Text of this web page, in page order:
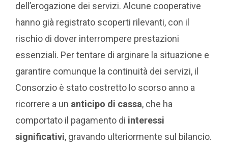
dell’erogazione dei servizi. Alcune cooperative
hanno già registrato scoperti rilevanti, con il
rischio di dover interrompere prestazioni
essenziali. Per tentare di arginare la situazione e
garantire comunque la continuità dei servizi, il
Consorzio è stato costretto lo scorso anno a
ricorrere a un anticipo di cassa, che ha
comportato il pagamento di interessi
significativi, gravando ulteriormente sul bilancio.